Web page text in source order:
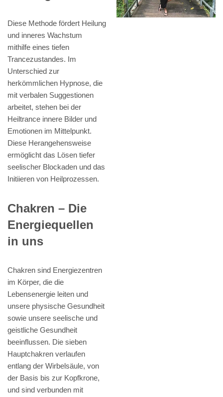
Diese Methode fördert Heilung
und inneres Wachstum
mithilfe eines tiefen
Trancezustandes. Im
Unterschied zur
herkömmlichen Hypnose, die
mit verbalen Suggestionen
arbeitet, stehen bei der
Heiltrance innere Bilder und
Emotionen im Mittelpunkt.
Diese Herangehensweise
ermöglicht das Lösen tiefer
seelischer Blockaden und das
Initiieren von Heilprozessen.
Chakren – Die
Energiequellen
in uns
Chakren sind Energiezentren
im Körper, die die
Lebensenergie leiten und
unsere physische Gesundheit
sowie unsere seelische und
geistliche Gesundheit
beeinflussen. Die sieben
Hauptchakren verlaufen
entlang der Wirbelsäule, von
der Basis bis zur Kopfkrone,
und sind verbunden mit